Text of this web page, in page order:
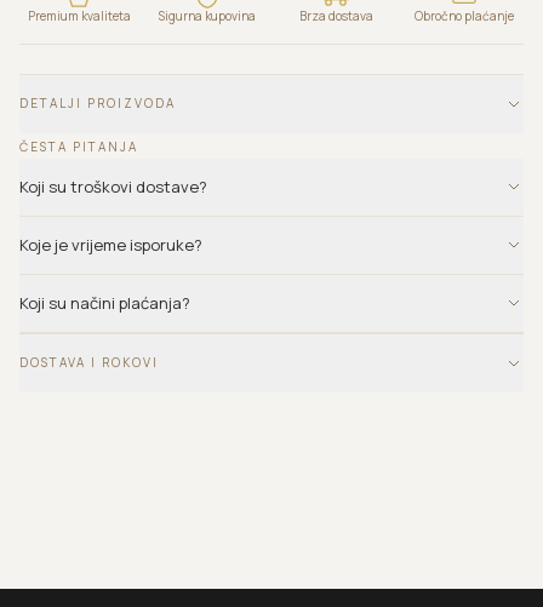
Premium kvaliteta Sigurna kupovina Brza dostava Obročno plaćanje
DETALJI PROIZVODA
ČESTA PITANJA
Koji su troškovi dostave?
Koje je vrijeme isporuke?
Koji su načini plaćanja?
DOSTAVA I ROKOVI